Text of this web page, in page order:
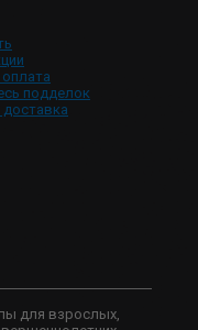
подделок
доставка
для взрослых,